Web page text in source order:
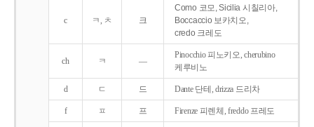
c ㅋ, ㅊ 크
Como 코모, Sicilia 시칠리아,
Boccaccio 보카치오,
credo 크레도
ch ㅋ ―
Pinocchio 피노키오, cherubino
케루비노
d ㄷ 드 Dante 단테, drizza 드리차
f ㅍ 프 Firenze 피렌체, freddo 프레도